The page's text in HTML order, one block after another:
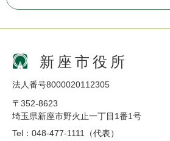
新座市役所
法人番号8000020112305
〒352-8623
埼玉県新座市野火止一丁目1番1号
Tel：048-477-1111（代表）